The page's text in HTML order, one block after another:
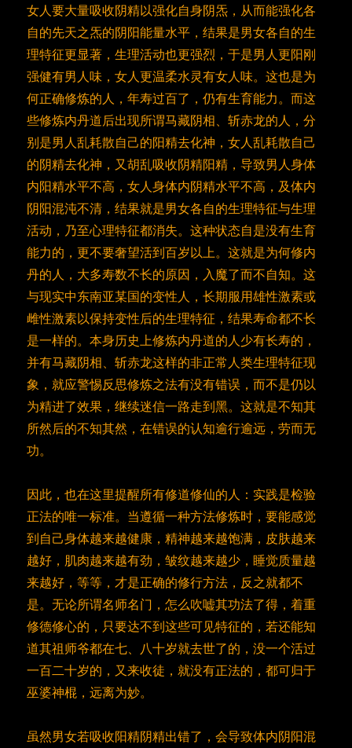
女人要大量吸收阴精以强化自身阴炁，从而能强化各
自的先天之炁的阴阳能量水平，结果是男女各自的生
理特征更显著，生理活动也更强烈，于是男人更阳刚
强健有男人味，女人更温柔水灵有女人味。这也是为
何正确修炼的人，年寿过百了，仍有生育能力。而这
些修炼内丹道后出现所谓马藏阴相、斩赤龙的人，分
别是男人乱耗散自己的阳精去化神，女人乱耗散自己
的阴精去化神，又胡乱吸收阴精阳精，导致男人身体
内阳精水平不高，女人身体内阴精水平不高，及体内
阴阳混沌不清，结果就是男女各自的生理特征与生理
活动，乃至心理特征都消失。这种状态自是没有生育
能力的，更不要奢望活到百岁以上。这就是为何修内
丹的人，大多寿数不长的原因，入魔了而不自知。这
与现实中东南亚某国的变性人，长期服用雄性激素或
雌性激素以保持变性后的生理特征，结果寿命都不长
是一样的。本身历史上修炼内丹道的人少有长寿的，
并有马藏阴相、斩赤龙这样的非正常人类生理特征现
象，就应警惕反思修炼之法有没有错误，而不是仍以
为精进了效果，继续迷信一路走到黑。这就是不知其
所然后的不知其然，在错误的认知逾行逾远，劳而无
功。
因此，也在这里提醒所有修道修仙的人：实践是检验
正法的唯一标准。当遵循一种方法修炼时，要能感觉
到自己身体越来越健康，精神越来越饱满，皮肤越来
越好，肌肉越来越有劲，皱纹越来越少，睡觉质量越
来越好，等等，才是正确的修行方法，反之就都不
是。无论所谓名师名门，怎么吹嘘其功法了得，着重
修德修心的，只要达不到这些可见特征的，若还能知
道其祖师爷都在七、八十岁就去世了的，没一个活过
一百二十岁的，又来收徒，就没有正法的，都可归于
巫婆神棍，远离为妙。
虽然男女若吸收阳精阴精出错了，会导致体内阴阳混